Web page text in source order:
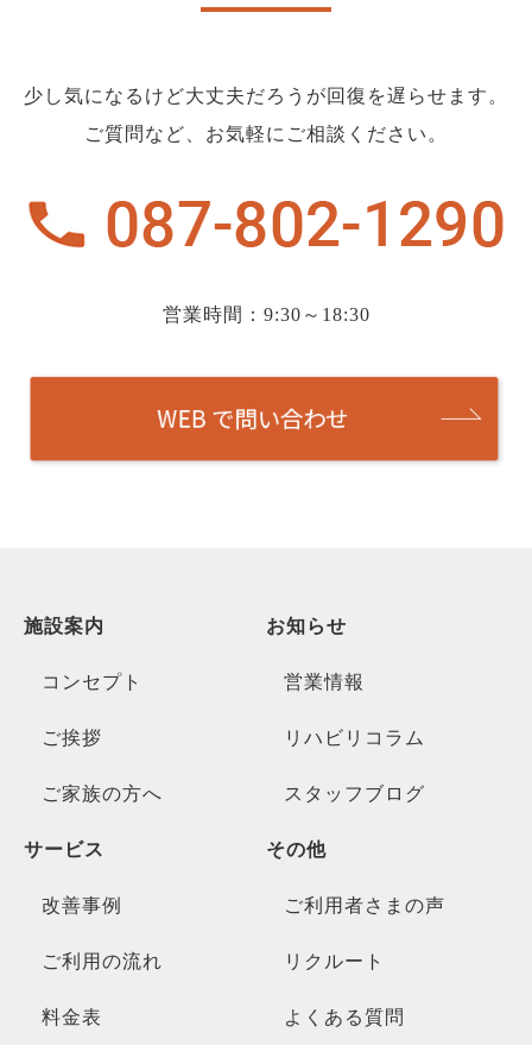
少し気になるけど大丈夫だろうが回復を遅らせます。
ご質問など、お気軽にご相談ください。
営業時間：9:30～18:30
施設案内
コンセプト
ご挨拶
ご家族の方へ
お知らせ
営業情報
リハビリコラム
スタッフブログ
サービス
改善事例
ご利用の流れ
料金表
その他
ご利用者さまの声
リクルート
よくある質問